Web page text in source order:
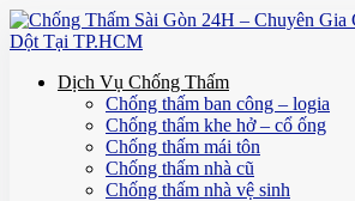
Dịch Vụ Chống Thấm
Chống thấm ban công – logia
Chống thấm khe hở – cổ ống
Chống thấm mái tôn
Chống thấm nhà cũ
Chống thấm nhà vệ sinh